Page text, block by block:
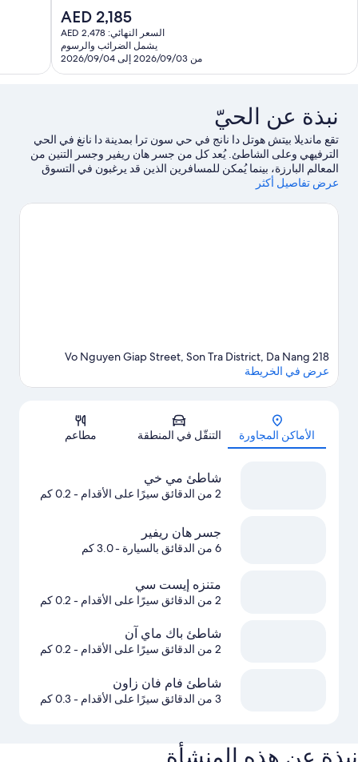
السعر
الحالي
هو
AED
2,185
AED 2,185
السعر النهائي: AED 2,478
يشمل الضرائب والرسوم
من 2026/09/03 إلى 2026/09/04
نبذة عن الحيّ
تقع مانديلا بيتش هوتل دا نانج في حي سون ترا بمدينة دا نانغ في الحي
الترفيهي وعلى الشاطئ. يُعد كل من جسر هان ريفير وجسر التنين من
المعالم البارزة، بينما يُمكن للمسافرين الذين قد يرغبون في التسوق
زيارة سوق هان ومنطقة الهليو الليلية للمطاعم.يُعد كل من شاطئ مي
بزيارة أدلتنا للسفر إلى دا نانغ
عرض تفاصيل أكثر
الخريطة
218 Vo Nguyen Giap Street, Son Tra District, Da Nang
عرض في الخريطة
الأماكن المجاورة التنقّل في المنطقة مطاعم
شاطئ مي خي
2 من الدقائق سيرًا على الأقدام - 0.2 كم
جسر هان ريفير
6 من الدقائق بالسيارة - 3.0 كم
متنزه إيست سي
2 من الدقائق سيرًا على الأقدام - 0.2 كم
شاطئ باك ماي آن
2 من الدقائق سيرًا على الأقدام - 0.2 كم
شاطئ فام فان زاون
3 من الدقائق سيرًا على الأقدام - 0.3 كم